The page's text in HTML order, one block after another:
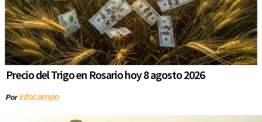
Precio del Trigo en Rosario hoy 8 agosto 2026
Porinfocampo